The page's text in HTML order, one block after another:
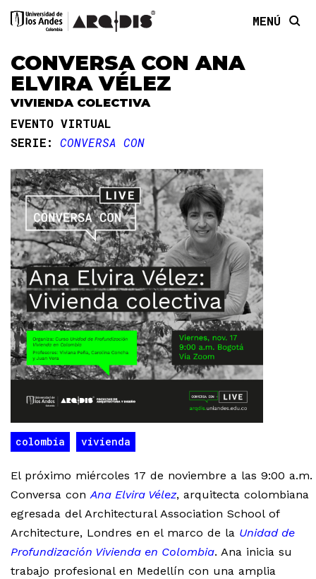
MENÚ
CONVERSA CON ANA
ELVIRA VÉLEZ
VIVIENDA COLECTIVA
EVENTO VIRTUAL
SERIE: CONVERSA CON
colombia vivienda
El próximo miércoles 17 de noviembre a las 9:00 a.m.
Conversa conAna Elvira Vélez, arquitecta colombiana
egresada del Architectural Association School of
Architecture, Londres en el marco de la Unidad de
Profundización Vivienda en Colombia. Ana inicia su
trabajo profesional en Medellín con una amplia